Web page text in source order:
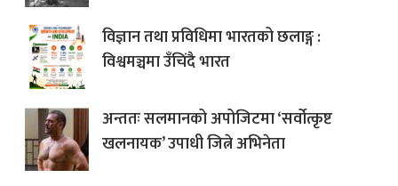
विज्ञान तथा प्रविधिमा भारतको छलाङ्ग :
विश्वमञ्चमा उँचिंदै भारत
अन्ततः सलमानको अपोजिटमा ‘सर्वोत्कृष्ट
खलनायक’ उपाधी जित्ने अभिनेता